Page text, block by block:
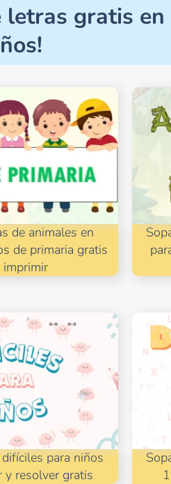
letras gratis
de animales en
de primaria gratis
imprimir
para niños
y resolver gratis